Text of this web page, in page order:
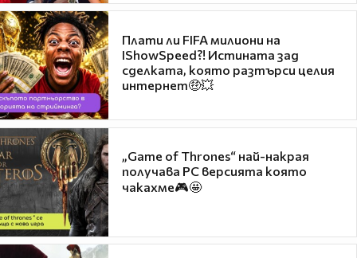
Плати ли FIFA милиони на
IShowSpeed?! Истината зад
сделката, която разтърси целия
интернет🤑💥
„Game of Thrones“ най-накрая
получава PC версията която
чакахме🎮🤩